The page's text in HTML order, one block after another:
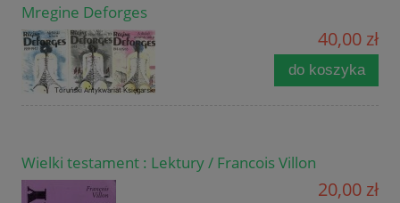
Mregine Deforges
40,00 zł
do koszyka
Wielki testament : Lektury / Francois Villon
20,00 zł